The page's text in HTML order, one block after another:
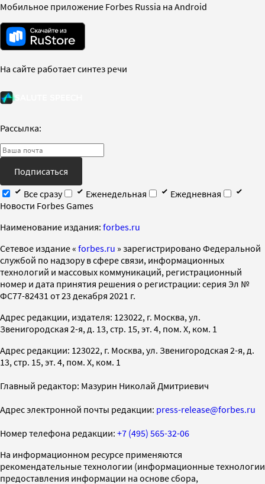
Мобильное приложение Forbes Russia на Android
На сайте работает синтез речи
Рассылка:
Подписаться
Все сразу
Еженедельная
Ежедневная
Новости Forbes Games
Наименование издания: forbes.ru
Cетевое издание « forbes.ru » зарегистрировано Федеральной
службой по надзору в сфере связи, информационных
технологий и массовых коммуникаций, регистрационный
номер и дата принятия решения о регистрации: серия Эл №
ФС77-82431 от 23 декабря 2021 г.
Адрес редакции, издателя: 123022, г. Москва, ул.
Звенигородская 2-я, д. 13, стр. 15, эт. 4, пом. X, ком. 1
Адрес редакции: 123022, г. Москва, ул. Звенигородская 2-я, д.
13, стр. 15, эт. 4, пом. X, ком. 1
Главный редактор: Мазурин Николай Дмитриевич
Адрес электронной почты редакции: press-release@forbes.ru
Номер телефона редакции: +7 (495) 565-32-06
На информационном ресурсе применяются
рекомендательные технологии (информационные технологии
предоставления информации на основе сбора,